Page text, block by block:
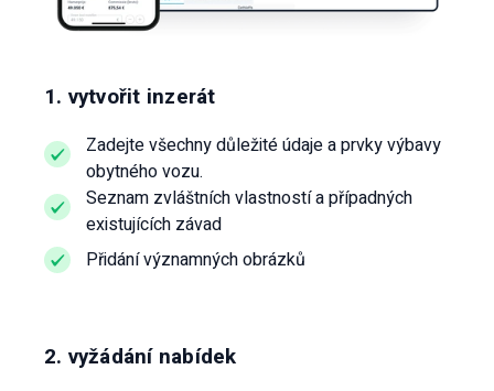
1. vytvořit inzerát
Zadejte všechny důležité údaje a prvky výbavy
obytného vozu.
Seznam zvláštních vlastností a případných
existujících závad
Přidání významných obrázků
2. vyžádání nabídek